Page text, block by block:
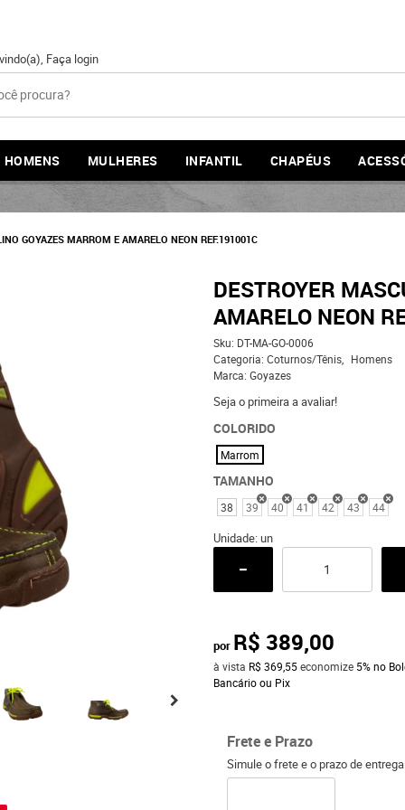
Faça login
HOMENS MULHERES INFANTIL CHAPÉUS
GOYAZES MARROM E AMARELO NEON REF.191001C
DESTROYER
AMARELO NEON
Sku: DT-MA-GO-0006
Categoria: Coturnos/Tênis
Homens
Marca: Goyazes
Seja o primeira a avaliar!
COLORIDO
Marrom
TAMANHO
38 39 40 41 42 43 44
Unidade: un
por R$ 389,00
à vista R$ 369,55economize 5% no
Bancário ou Pix
Frete e Prazo
Simule o frete e o prazo de